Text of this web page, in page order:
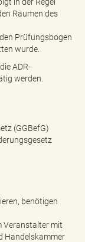
Räumen des
Prüfungsbogen
wurde.
ADR-
werden.
(GGBefG)
benötigen
Veranstalter mit
Handelskammer